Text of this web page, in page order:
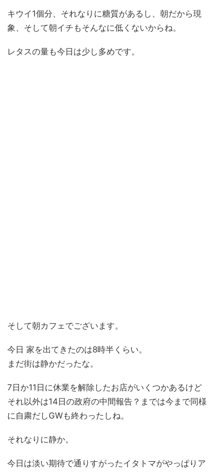
キウイ1個分、それなりに糖質があるし、朝だから現
象、そして朝イチもそんなに低くないからね。
レタスの量も今日は少し多めです。
そして朝カフェでございます。
今日 家を出てきたのは8時半くらい。
まだ街は静かだったな。
7日か11日に休業を解除したお店がいくつかあるけど
それ以外は14日の政府の中間報告？までは今まで同様
に自粛だしGWも終わったしね。
それなりに静か。
今日は淡い期待で通りすがったイタトマがやっぱりア